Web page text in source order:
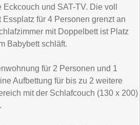
und SAT-TV. Die voll
für 4 Personen grenzt an
mit Doppelbett ist Platz
Babybett schläft.
für 2 Personen und 1
Aufbettung für bis zu 2 weitere
mit der Schlafcouch (130 x 200)